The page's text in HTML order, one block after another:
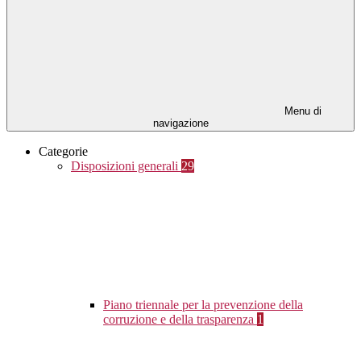
Menu di
navigazione
Categorie
Disposizioni generali 29
Piano triennale per la prevenzione della
corruzione e della trasparenza 1